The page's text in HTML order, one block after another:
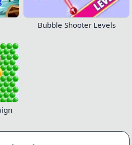
Bubble Shooter Levels